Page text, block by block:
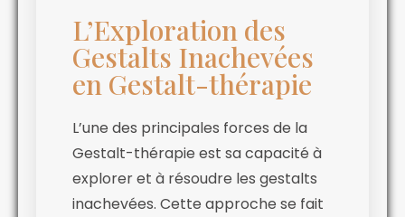
L’Exploration des
Gestalts Inachevées
en Gestalt-thérapie
L’une des principales forces de la
Gestalt-thérapie est sa capacité à
explorer et à résoudre les gestalts
inachevées. Cette approche se fait